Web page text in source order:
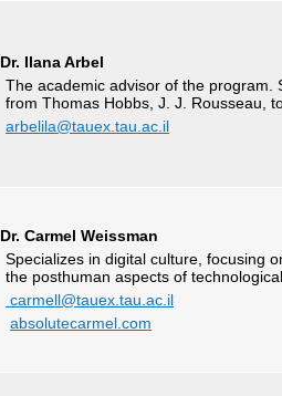
Dr. Ilana Arbel
The academic advisor of the program.
from Thomas Hobbs, J. J. Rousseau,
arbelila@tauex.tau.ac.il
Dr. Carmel Weissman
Specializes in digital culture, focusing
the posthuman aspects of
carmell@tauex.tau.ac.il
absolutecarmel.com